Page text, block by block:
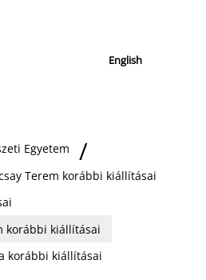
English
Egyetem
Terem korábbi kiállításai
korábbi kiállításai
korábbi kiállításai